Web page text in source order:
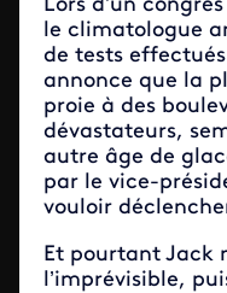
Lors d’un
le climatologue
de tests
annonce que la
proie à des
dévastateurs,
autre âge de
par le vice-
vouloir
Et pourtant Jack
l’imprévisible,